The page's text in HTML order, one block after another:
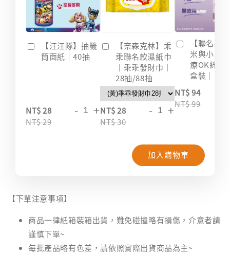
【汪汪隊】抽籤
筒面紙｜40抽
NT$ 28
NT$ 29
- +
【奈森克林】乖
乖聯名款濕紙巾
｜乖乖發財巾｜
28抽/88抽
NT$ 28
NT$ 30
- +
【聯名款
米與小惡
療OK絆｜
盒裝｜台
NT$ 94
NT$ 99
加入購物車
【下單注意事項】
商品一律紙箱裝箱出貨，難免碰撞略有損傷，介意者請
謹慎下單~
每批產品略有色差，請依照實際出貨商品為主~